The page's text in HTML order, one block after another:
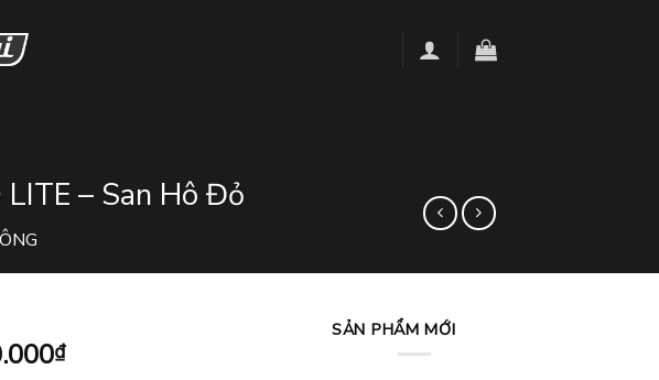
– San Hô Đỏ
₫
SẢN PHẨM MỚI